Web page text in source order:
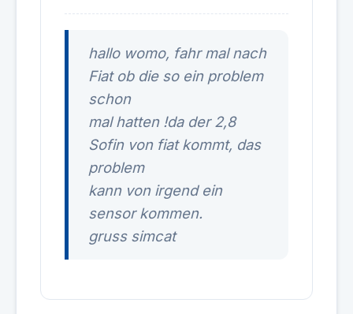
hallo womo, fahr mal nach
Fiat ob die so ein problem
schon
mal hatten !da der 2,8
Sofin von fiat kommt, das
problem
kann von irgend ein
sensor kommen.
gruss simcat